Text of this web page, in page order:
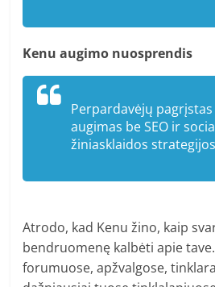
Kenu augimo nuosprendis
Perpardavėjų
augimas be SEO ir
žiniasklaidos
Atrodo, kad Kenu žino, kaip
bendruomenę kalbėti apie
forumuose, apžvalgose,